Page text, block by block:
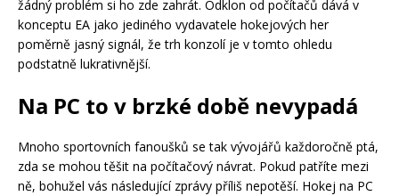
žádný problém si ho zde zahrát. Odklon od počítačů dává v
konceptu EA jako jediného vydavatele hokejových her
poměrně jasný signál, že trh konzolí je v tomto ohledu
podstatně lukrativnější.
Na PC to v brzké době nevypadá
Mnoho sportovních fanoušků se tak vývojářů každoročně ptá,
zda se mohou těšit na počítačový návrat. Pokud patříte mezi
ně, bohužel vás následující zprávy příliš nepotěší. Hokej na PC